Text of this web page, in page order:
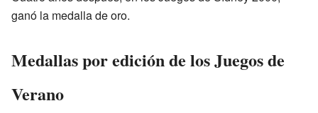
ganó la medalla de oro.
Medallas por edición de los Juegos de
Verano